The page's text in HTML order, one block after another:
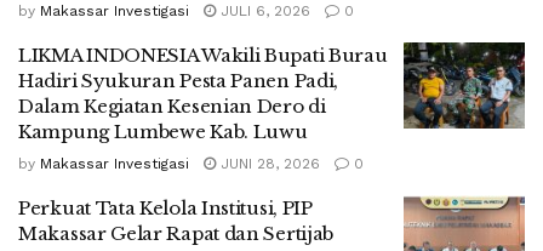
by Makassar Investigasi JULI 6, 2026 0
LIKMA INDONESIA Wakili Bupati Burau
Hadiri Syukuran Pesta Panen Padi,
Dalam Kegiatan Kesenian Dero di
Kampung Lumbewe Kab. Luwu
by Makassar Investigasi JUNI 28, 2026 0
Perkuat Tata Kelola Institusi, PIP
Makassar Gelar Rapat dan Sertijab